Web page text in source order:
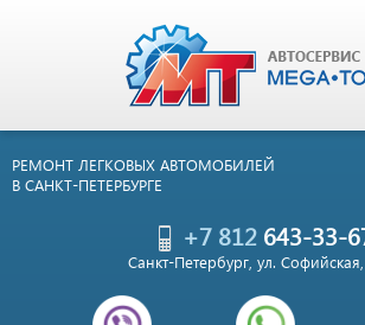
РЕМОНТ ЛЕГКОВЫХ АВТОМОБИЛЕЙ
В САНКТ-ПЕТЕРБУРГЕ
+7 812643-33-
Санкт-Петербург, ул. Софийская,